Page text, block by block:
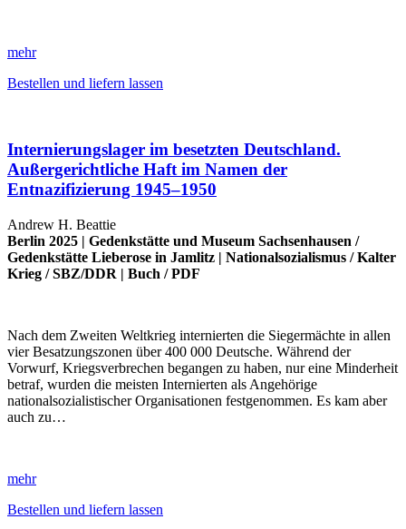
mehr
Bestellen und liefern lassen
Internierungslager im besetzten Deutschland.
Außergerichtliche Haft im Namen der
Entnazifizierung 1945–1950
Andrew H. Beattie
Berlin 2025 | Gedenkstätte und Museum Sachsenhausen /
Gedenkstätte Lieberose in Jamlitz | Nationalsozialismus /Kalter
Krieg /SBZ/DDR | Buch /PDF
Nach dem Zweiten Weltkrieg internierten die Siegermächte in allen
vier Besatzungszonen über 400 000 Deutsche. Während der
Vorwurf, Kriegsverbrechen begangen zu haben, nur eine Minderheit
betraf, wurden die meisten Internierten als Angehörige
nationalsozialistischer Organisationen festgenommen. Es kam aber
auch zu…
mehr
Bestellen und liefern lassen